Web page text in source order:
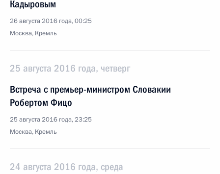
Кадыровым
26 августа 2016 года, 00:25
Москва, Кремль
25 августа 2016 года, четверг
Встреча с премьер-министром Словакии
Робертом Фицо
25 августа 2016 года, 23:25
Москва, Кремль
24 августа 2016 года, среда